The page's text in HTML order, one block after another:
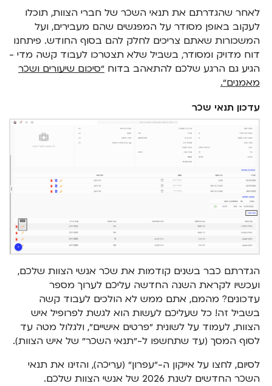
לאחר שהגדרתם את תנאי השכר של חברי הצוות, תוכלו
לעקוב באופן מסודר על המפגשים שהם מעבירים, ועל
המשכורות שאתם צריכים לחלק להם בסוף החודש. פיתחנו
דוח מדויק ומסודר, בשביל שלא תצטרכו לעבוד קשה מדי -
הגיע גם הרגע שלכם להתאהב בדוח ״סיכום שיעורים ושכר
מאמנים״.
עדכון תנאי שכר
הגדרתם כבר בשנים קודמות את שכר אנשי הצוות שלכם,
ועכשיו לקראת השנה החדשה עליכם לערוך מספר
עדכונים? מהמם, אתם ממש לא הולכים לעבוד קשה
בשביל זה! כל שעליכם לעשות הוא לגשת לפרופיל איש
הצוות, לעמוד על לשונית ״פרטים אישיים״, ולגלול מטה עד
לסוף המסך (עד שתחשפו ל-״תנאי השכר״ של איש הצוות).
לסיום, לחצו על אייקון ה-״עפרון״ (עריכה), והזינו את תנאי
השכר החדשים לשנת 2026 של אנשי הצוות שלכם.